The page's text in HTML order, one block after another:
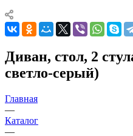
Диван, стол, 2
светло-серый)
Главная
—
Каталог
—